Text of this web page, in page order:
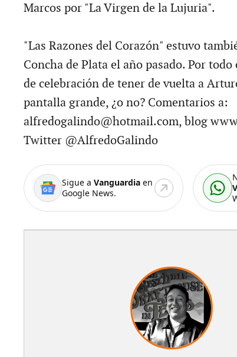
Marcos por "La Virgen de la Lujuria".
"Las Razones del Corazón" estuvo
Concha de Plata el año pasado. Por
de celebración de tener de vuelta a
pantalla grande, ¿o no? Comentarios a:
alfredogalindo@hotmail.com, blog
Twitter @AlfredoGalindo
Sigue a Vanguardiaen
Google News.